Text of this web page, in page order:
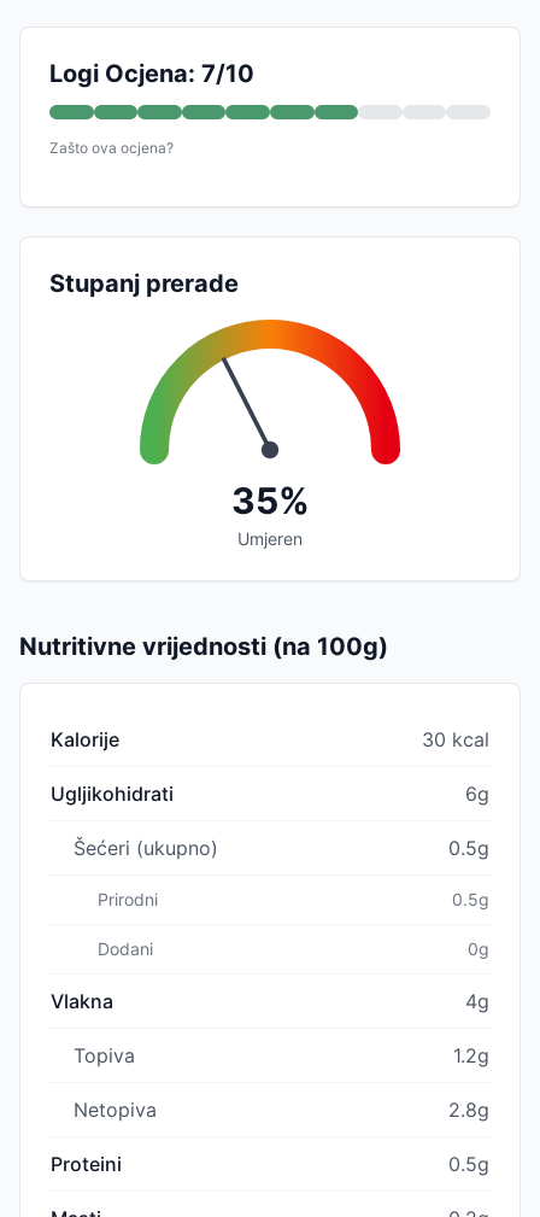
Logi Ocjena: 7/10
Zašto ova ocjena?
Stupanj prerade
35%
Umjeren
Nutritivne vrijednosti (na 100g)
Kalorije 30 kcal
Ugljikohidrati 6g
Šećeri (ukupno) 0.5g
Prirodni 0.5g
Dodani 0g
Vlakna 4g
Topiva 1.2g
Netopiva 2.8g
Proteini 0.5g